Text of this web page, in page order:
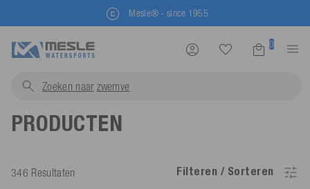
Mesle® - since 1955
0
Zoeken naar zwemvesten...
PRODUCTEN
346 Resultaten Filteren / Sorteren